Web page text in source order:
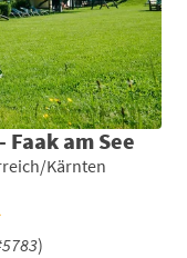
am See
Kärnten
)